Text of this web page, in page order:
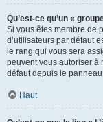
Qu’est-ce qu’un «
Si vous êtes membre de
d’utilisateurs par défaut
le rang qui vous sera
peuvent vous autoriser à
défaut depuis le
Haut